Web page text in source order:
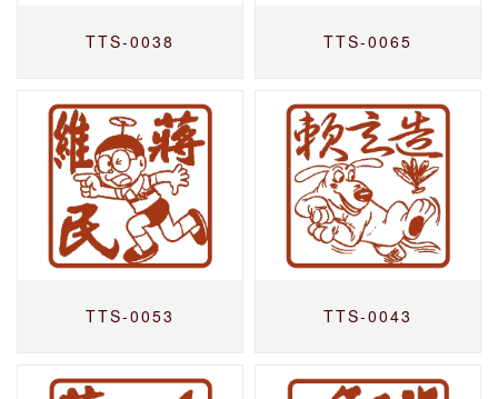
TTS-0038 TTS-0065
TTS-0053 TTS-0043